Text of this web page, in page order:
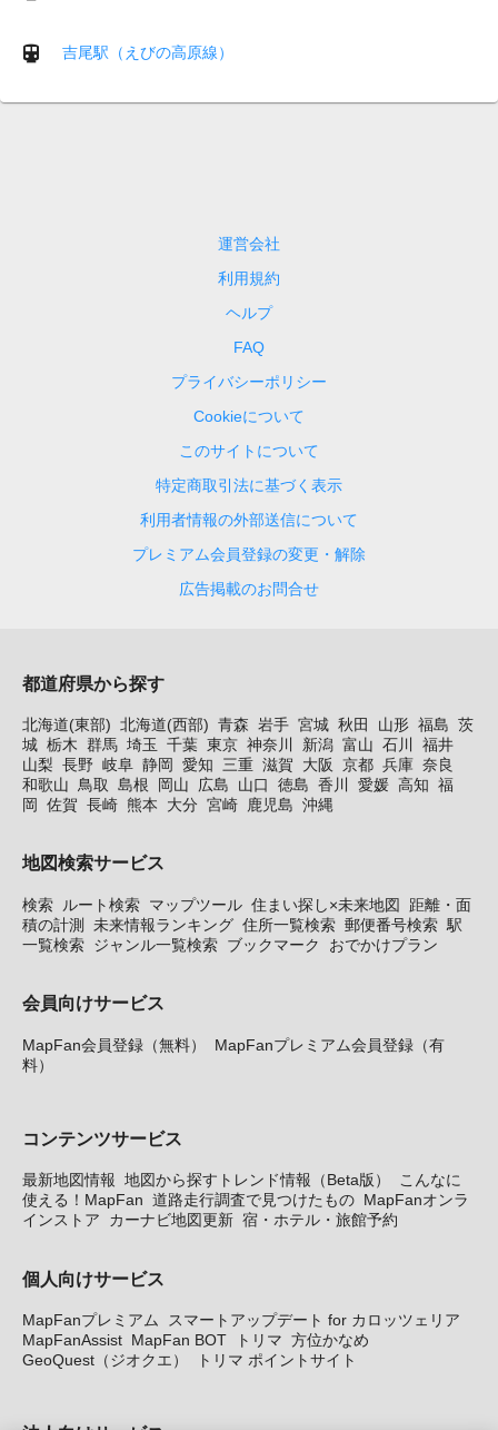
吉尾駅（えびの高原線）
運営会社
利用規約
ヘルプ
FAQ
プライバシーポリシー
Cookieについて
このサイトについて
特定商取引法に基づく表示
利用者情報の外部送信について
プレミアム会員登録の変更・解除
広告掲載のお問合せ
都道府県から探す
北海道(東部) 北海道(西部) 青森 岩手 宮城 秋田 山形 福島 茨
城 栃木 群馬 埼玉 千葉 東京 神奈川 新潟 富山 石川
福井
山梨 長野 岐阜 静岡 愛知 三重 滋賀 大阪 京都 兵庫 奈良
和歌山
鳥取 島根 岡山 広島 山口 徳島 香川 愛媛 高知 福
岡
佐賀 長崎 熊本 大分 宮崎 鹿児島 沖縄
地図検索サービス
検索 ルート検索 マップツール 住まい探し×未来地図
距離・面
積の計測
未来情報ランキング 住所一覧検索 郵便番号検索 駅
一覧検索 ジャンル一覧検索 ブックマーク おでかけプラン
会員向けサービス
MapFan会員登録（無料）
MapFanプレミアム会員登録（有
料）
コンテンツサービス
最新地図情報 地図から探すトレンド情報（Beta版）
こんなに
使える！MapFan 道路走行調査で見つけたもの MapFanオンラ
インストア
カーナビ地図更新 宿・ホテル・旅館予約
個人向けサービス
MapFanプレミアム
スマートアップデート for カロッツェリア
MapFanAssist MapFan BOT トリマ 方位かなめ
GeoQuest（ジオクエ）
トリマ ポイントサイト